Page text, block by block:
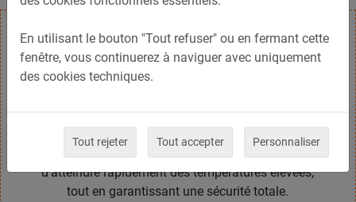
Casque sèche-cheveux professionnel au design
moderne, pratique et fonctionnel.
Onda est équipé d'une double isolation en nylon,
minuterie de 1 a 60 minutes et d'un moteur à 1 ou
2 vitesses.
L'utilisation de la résistance du fil permet
d'atteindre rapidement des températures élevées,
tout en garantissant une sécurité totale.
En utilisant le bouton "Tout refuser" ou en fermant cette
fenêtre, vous continuerez à naviguer avec uniquement
des cookies techniques.
Tout rejeter Tout accepter Personnaliser